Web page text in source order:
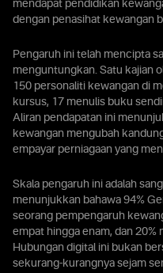
mendapat pendidikan
dengan penasihat kewangan
Pengaruh ini telah mencipta
menguntungkan. Satu kajian
150 personaliti kewangan di
kursus, 17 menulis buku
Aliran pendapatan ini
kewangan mengubah
empayar perniagaan yang
Skala pengaruh ini adalah
menunjukkan bahawa 94%
seorang pempengaruh
empat hingga enam, dan
Hubungan digital ini bukan
sekurang-kurangnya sejam